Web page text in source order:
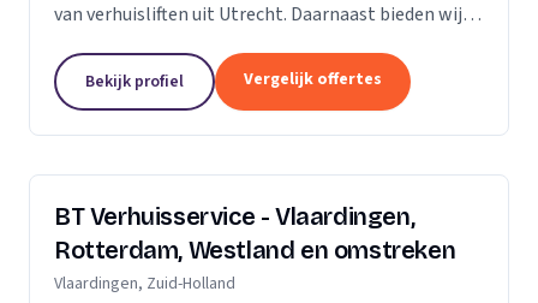
van verhuisliften uit Utrecht. Daarnaast bieden wij
Bekijk profiel Vergelijk offertes
BT Verhuisservice - Vlaardingen,
Rotterdam, Westland en omstreken
Vlaardingen, Zuid-Holland